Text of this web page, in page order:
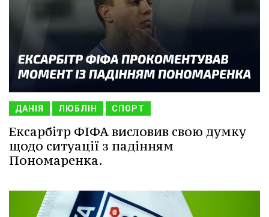
ДАНІЯ ЛЮБЛІН СПОРТ
Ексарбітр ФІФА висловив свою думку
щодо ситуації з падінням
Пономаренка.